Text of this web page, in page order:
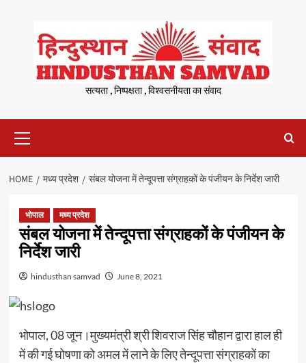
content
सत्यता , निष्पक्षता , विश्वसनीयता का संवाद
Menu
HOME मध्य प्रदेश संबल योजना में तेन्दूपत्ता संग्राहकों के पंजीयन के निर्देश जारी
भोपाल मध्य प्रदेश
संबल योजना में तेन्दूपत्ता संग्राहकों के पंजीयन के
निर्देश जारी
hindusthan samvad June 8, 2021
भोपाल, 08 जून।मुख्यमंत्री श्री शिवराज सिंह चौहान द्वारा हाल ही
में की गई घोषणा को अमल में लाने के लिए तेन्दूपत्ता संग्राहकों का